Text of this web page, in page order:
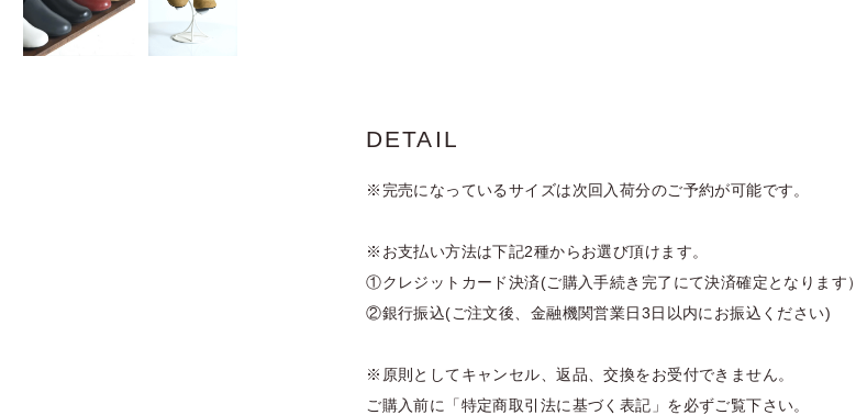
DETAIL
※完売になっているサイズは次回入荷分のご予約が可能です。
※お支払い方法は下記2種からお選び頂けます。
①クレジットカード決済(ご購入手続き完了にて決済確定となります）
②銀行振込(ご注文後、金融機関営業日3日以内にお振込ください)
※原則としてキャンセル、返品、交換をお受付できません。
ご購入前に「特定商取引法に基づく表記」を必ずご覧下さい。